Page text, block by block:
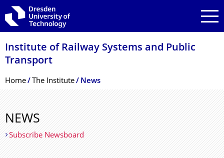
Skip to main navigation
Skip to search
Skip to content
Institute of Railway Systems and Public
Transport
Breadcrumb Menu
Home The Institute News
NEWS
Subscribe Newsboard